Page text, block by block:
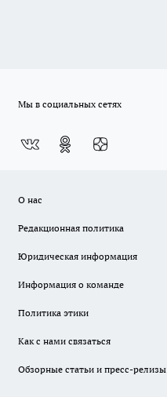
Мы в социальных сетях
О нас
Редакционная политика
Юридическая информация
Информация о команде
Политика этики
Как с нами связаться
Обзорные статьи и пресс-релизы